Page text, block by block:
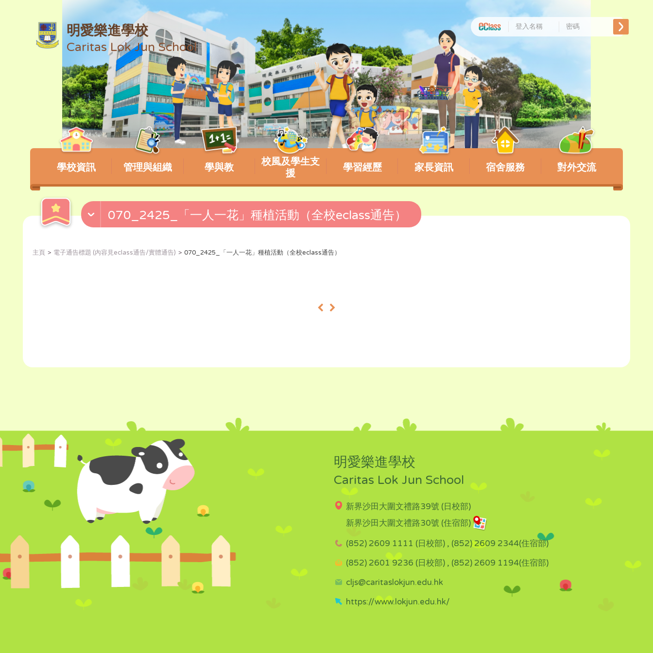
明愛樂進學校
Caritas Lok Jun School
學校資訊 管理與組織 學與教
校風及學生支
援
學習經歷 家長資訊 宿舍服務 對外交流
070_2425_「一人一花」種植活動（全校eclass通告）
主頁 電子通告標題 (內容見eclass通告/實體通告) 070_2425_「一人一花」種植活動（全校eclass通告）
« »
明愛樂進學校
Caritas Lok Jun School
新界沙田大圍文禮路39號 (日校部)
新界沙田大圍文禮路30號 (住宿部)
(852) 2609 1111 (日校部) , (852) 2609 2344(住宿部)
(852) 2601 9236 (日校部) , (852) 2609 1194(住宿部)
cljs@caritaslokjun.edu.hk
https://www.lokjun.edu.hk/